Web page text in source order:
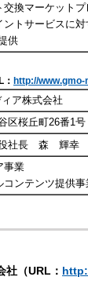
交換マーケットプ
ントサービスに
供
： http://www.gmo-
ア株式会社
区桜丘町26番1
役社長 森 輝幸
事業
コンテンツ提供事
社（URL：